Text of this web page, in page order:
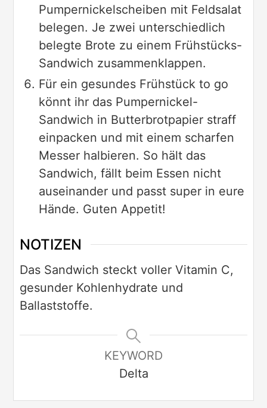
Pumpernickelscheiben mit Feldsalat
belegen. Je zwei unterschiedlich
belegte Brote zu einem Frühstücks-
Sandwich zusammenklappen.
Für ein gesundes Frühstück to go
könnt ihr das Pumpernickel-
Sandwich in Butterbrotpapier straff
einpacken und mit einem scharfen
Messer halbieren. So hält das
Sandwich, fällt beim Essen nicht
auseinander und passt super in eure
Hände. Guten Appetit!
NOTIZEN
Das Sandwich steckt voller Vitamin C,
gesunder Kohlenhydrate und
Ballaststoffe.
KEYWORD
Delta